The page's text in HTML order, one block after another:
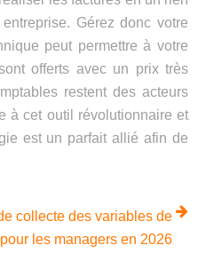
Gérez donc votre
peut permettre à votre
offerts avec un prix très
restent des acteurs
à cet outil révolutionnaire et
est un parfait allié afin de
collecte des variables de
les managers en 2026